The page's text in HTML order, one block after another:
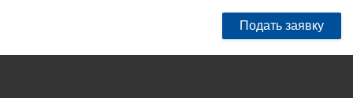
Подать заявку